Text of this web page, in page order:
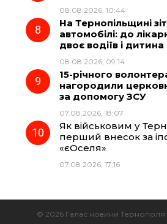
08.08.2026, 10:44
На Тернопільщині
автомобілі: до
двоє водіїв і дитина
08.08.2026, 09:14
15-річного
нагородили
за допомогу ЗСУ
07.08.2026, 18:07
Як військовим у
перший внесок за
«єОселя»
07.08.2026, 17:16
© 2026 Галас новини Тернополя